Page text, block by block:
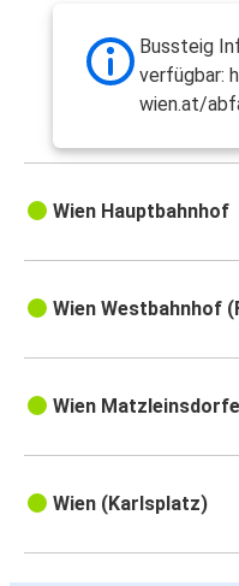
Bussteig
verfügbar:
wien.at/
Wien Hauptbahnhof
Wien Westbahnhof
Wien
Wien (Karlsplatz)